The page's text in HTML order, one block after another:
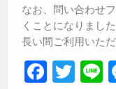
なお、問い合わせ
くことになりました
長い間ご利用いた
F T